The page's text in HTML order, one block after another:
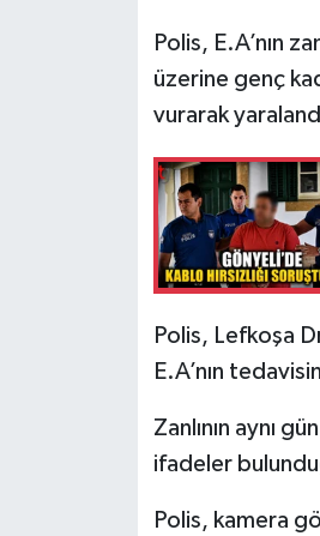
Polis, E.A’nın
üzerine genç
vurarak
Polis, Lefkoşa
E.A’nın
Zanlının aynı
ifadeler
Polis, kamera